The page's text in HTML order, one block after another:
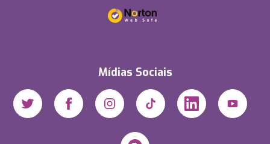
Mídias Sociais